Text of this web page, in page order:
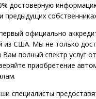
достоверную
предыдущих
официально
из США. Мы не только
Вам полный спектр услуг
приобретение
специалисты